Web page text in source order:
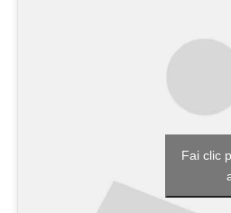
Fai clic